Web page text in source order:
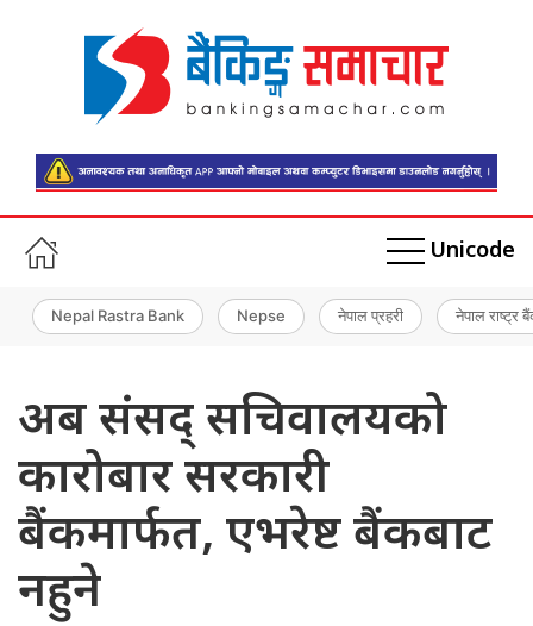
Unicode
Nepal Rastra Bank Nepse नेपाल प्रहरी नेपाल राष्ट्र
अब संसद् सचिवालयको
कारोबार सरकारी
बैंकमार्फत, एभरेष्ट बैंकबाट
नहुने